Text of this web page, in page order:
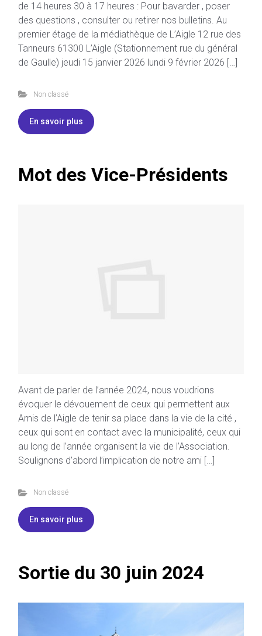
de 14 heures 30 à 17 heures : Pour bavarder , poser
des questions , consulter ou retirer nos bulletins. Au
premier étage de la médiathèque de L’Aigle 12 rue des
Tanneurs 61300 L’Aigle (Stationnement rue du général
de Gaulle) jeudi 15 janvier 2026 lundi 9 février 2026 […]
Non classé
En savoir plus
Mot des Vice-Présidents
Avant de parler de l’année 2024, nous voudrions
évoquer le dévouement de ceux qui permettent aux
Amis de l’Aigle de tenir sa place dans la vie de la cité ,
ceux qui sont en contact avec la municipalité, ceux qui
au long de l’année organisent la vie de l’Association.
Soulignons d’abord l’implication de notre ami […]
Non classé
En savoir plus
Sortie du 30 juin 2024